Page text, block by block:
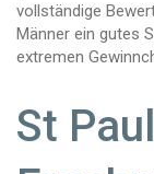
vollständige
Männer ein gutes
extremen
St